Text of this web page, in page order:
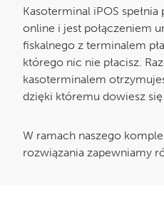
Kasoterminal iPOS
online i jest połączeniem
fiskalnego z terminalem
którego nic nie płacisz.
kasoterminalem
dzięki któremu dowiesz
W ramach naszego
rozwiązania zapewniamy